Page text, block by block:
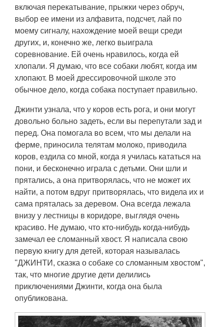
включая перекатывание, прыжки через обруч,
выбор ее имени из алфавита, подсчет, лай по
моему сигналу, нахождение моей вещи среди
других, и, конечно же, легко выиграла
соревнование. Ей очень нравилось, когда ей
хлопали. Я думаю, что все собаки любят, когда им
хлопают. В моей дрессировочной школе это
обычное дело, когда собака поступает правильно.
Джинти узнала, что у коров есть рога, и они могут
довольно больно задеть, если вы перепутали зад и
перед. Она помогала во всем, что мы делали на
ферме, приносила телятам молоко, приводила
коров, ездила со мной, когда я училась кататься на
пони, и бесконечно играла с детьми. Они шли и
прятались, а она притворялась, что не может их
найти, а потом вдруг притворялась, что видела их и
сама пряталась за деревом. Она всегда лежала
внизу у лестницы в коридоре, выглядя очень
красиво. Не думаю, что кто-нибудь когда-нибудь
замечал ее сломанный хвост. Я написала свою
первую книгу для детей, которая называлась
"ДЖИНТИ, сказка о собаке со сломанным хвостом",
так, что многие другие дети делились
приключениями Джинти, когда она была
опубликована.